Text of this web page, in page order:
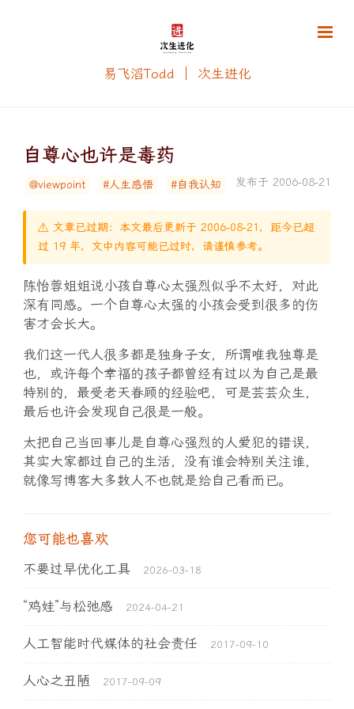
易飞滔Todd ｜ 次生进化
自尊心也许是毒药
发布于 2006-08-21
@viewpoint #人生感悟 #自我认知
⚠️ 文章已过期：本文最后更新于 2006-08-21，距今已超
过 19 年，文中内容可能已过时，请谨慎参考。
陈怡蓉姐姐说小孩自尊心太强烈似乎不太好，对此
深有同感。一个自尊心太强的小孩会受到很多的伤
害才会长大。
我们这一代人很多都是独身子女，所谓唯我独尊是
也，或许每个幸福的孩子都曾经有过以为自己是最
特别的，最受老天眷顾的经验吧，可是芸芸众生，
最后也许会发现自己很是一般。
太把自己当回事儿是自尊心强烈的人爱犯的错误，
其实大家都过自己的生活，没有谁会特别关注谁，
就像写博客大多数人不也就是给自己看而已。
您可能也喜欢
不要过早优化工具 2026-03-18
“鸡娃”与松弛感 2024-04-21
人工智能时代媒体的社会责任 2017-09-10
人心之丑陋 2017-09-09